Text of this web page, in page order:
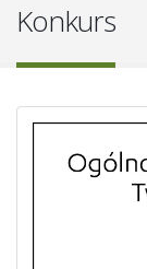
Konkurs